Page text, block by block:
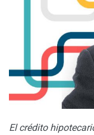
El crédito